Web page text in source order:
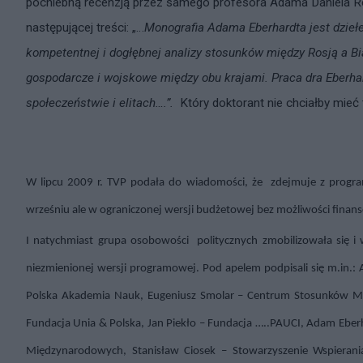
następującej treści: „…Monografia Adama Eberhardta jest
kompetentnej i dogłębnej analizy stosunków między Rosją a
gospodarcze i wojskowe między obu krajami. Praca dra
społeczeństwie i elitach….”.
Który doktorant nie chciałby mieć
W lipcu 2009 r. TVP podała do wiadomości, że zdejmuje z
wrześniu ale w ograniczonej wersji budżetowej bez możliwości
I natychmiast grupa osobowości politycznych zmobilizowała się
niezmienionej wersji programowej. Pod apelem podpisali się
Polska Akademia Nauk, Eugeniusz Smolar – Centrum Stosunków
Fundacja Unia & Polska, Jan Piekło – Fundacja …..PAUCI, Adam
Międzynarodowych, Stanisław Ciosek – Stowarzyszenie